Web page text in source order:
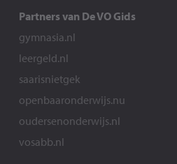
Partners van De VO Gids
gymnasia.nl
leergeld.nl
saarisnietgek
openbaaronderwijs.nu
oudersenonderwijs.nl
vosabb.nl